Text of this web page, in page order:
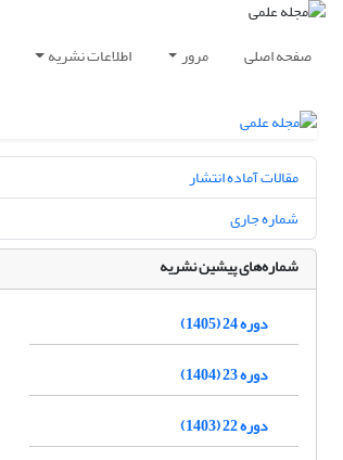
صفحه اصلی مرور اطلاعات نشریه
مقالات آماده انتشار
شماره جاری
شماره‌های پیشین نشریه
دوره 24 (1405)
دوره 23 (1404)
دوره 22 (1403)